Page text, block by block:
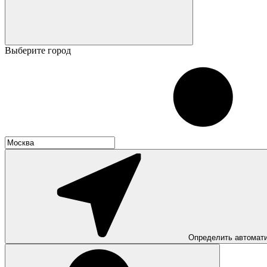
Выберите город
Определить